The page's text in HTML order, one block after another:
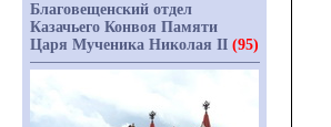
Благовещенский отдел
Казачьего Конвоя Памяти
Царя Мученика Николая II (95)